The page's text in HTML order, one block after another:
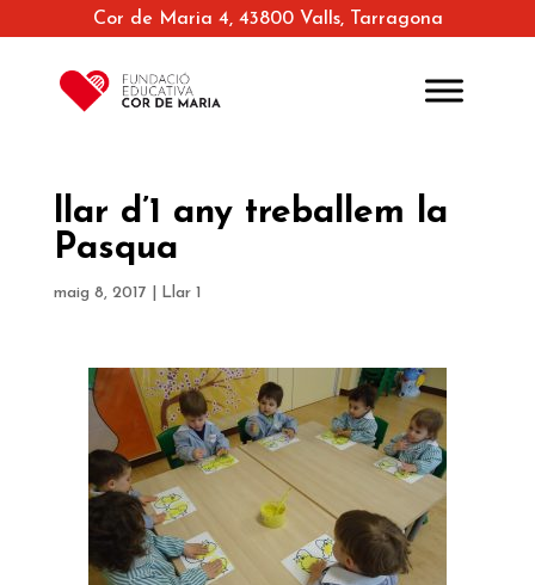
Cor de Maria 4, 43800 Valls, Tarragona
llar d’1 any treballem la
Pasqua
maig 8, 2017 Llar 1